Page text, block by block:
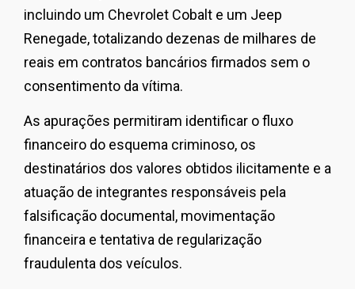
incluindo um Chevrolet Cobalt e um Jeep
Renegade, totalizando dezenas de milhares de
reais em contratos bancários firmados sem o
consentimento da vítima.
As apurações permitiram identificar o fluxo
financeiro do esquema criminoso, os
destinatários dos valores obtidos ilicitamente e a
atuação de integrantes responsáveis pela
falsificação documental, movimentação
financeira e tentativa de regularização
fraudulenta dos veículos.